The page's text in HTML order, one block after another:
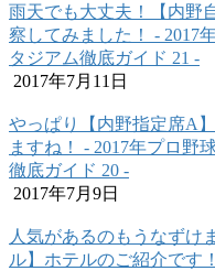
雨天でも大丈夫！【内野
察してみました！ ‐ 2017
タジアム徹底ガイド 21 ‐
2017年7月11日
やっぱり【内野指定席A
ますね！ ‐ 2017年プロ野
徹底ガイド 20 ‐
2017年7月9日
人気があるのもうなずけ
ル】ホテルのご紹介です